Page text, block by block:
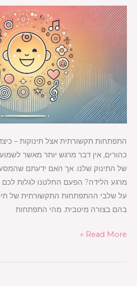
התפתחות תקשורתית אצל תינוקות –
כהורים, אין דבר מרגש יותר מאשר
של התינוק שלנו. אך האם ידעתם
מרגע הלידה? הפעם החלטנו לגלות
על שלבי ההתפתחות התקשורתית של
בהם בצורה מיטבית. מהי התפתחות
–
כיצד
לתמוך
בדרך?
Read More »